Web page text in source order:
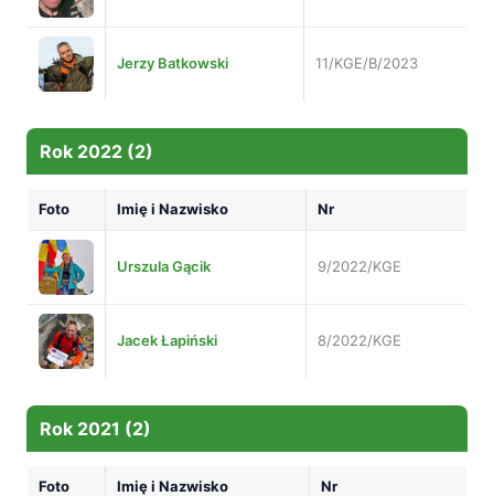
Jerzy Batkowski 11/KGE/B/2023
Rok 2022 (2)
Foto Imię i Nazwisko Nr
Urszula Gącik 9/2022/KGE
Jacek Łapiński 8/2022/KGE
Rok 2021 (2)
Foto Imię i Nazwisko Nr